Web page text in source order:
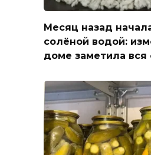
Месяц назад
солёной водой:
доме заметила вся